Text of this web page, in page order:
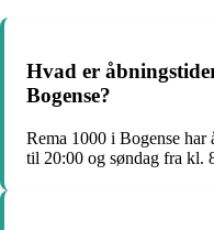
Hvad er
Bogense?
Rema 1000 i Bogense
til 20:00 og søndag fra kl.